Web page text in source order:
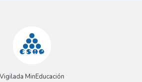
Vigilada MinEducación